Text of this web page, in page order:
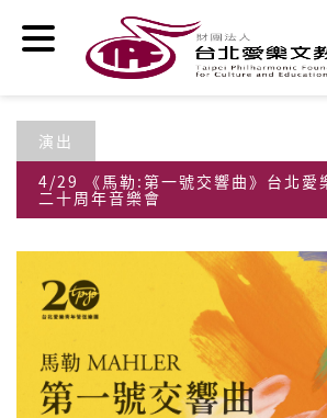
演出
4/29 《馬勒:第一號交響曲》台北愛
二十周年音樂會